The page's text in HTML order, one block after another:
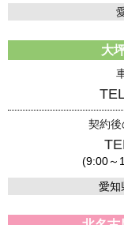
大
契約
(9:00～
愛知